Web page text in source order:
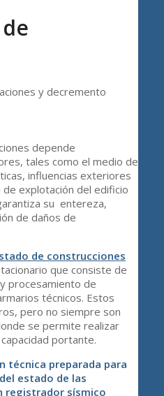
y decremento
depende
tales como el medio de
influencias exteriores
explotación del edificio
su entereza,
de daños de
de construcciones
que consiste de
procesamiento de
técnicos. Estos
pero no siempre son
se permite realizar
portante.
técnica preparada para
estado de las
registrador sísmico